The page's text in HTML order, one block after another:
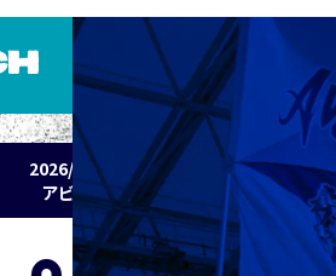
2026/27 明治安田J1リーグ 第2節
アビスパ福岡 vs セレッソ大阪